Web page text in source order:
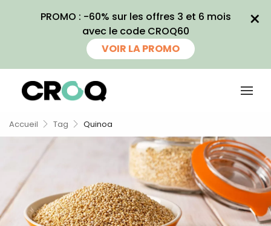
PROMO : -60% sur les offres 3 et 6 mois
avec le code CROQ60
VOIR LA PROMO
×
Accueil Tag Quinoa
Recevez
gratuitement
CROQ !
Ainsi que la newsletter promotionnelle